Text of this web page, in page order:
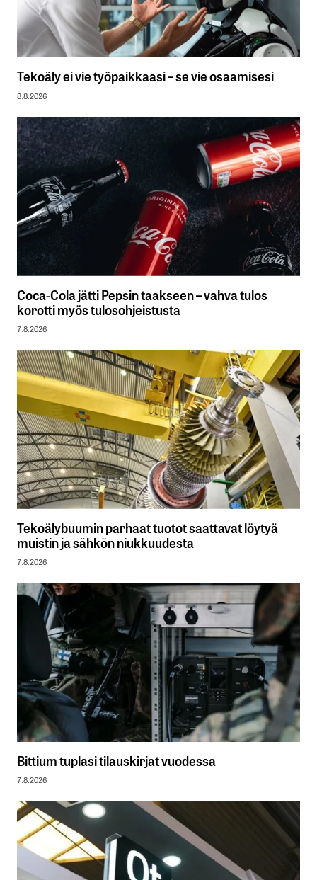
Tekoäly ei vie työpaikkaasi – se vie osaamisesi
8.8.2026
Coca-Cola jätti Pepsin taakseen – vahva tulos
korotti myös tulosohjeistusta
7.8.2026
Tekoälybuumin parhaat tuotot saattavat löytyä
muistin ja sähkön niukkuudesta
7.8.2026
Bittium tuplasi tilauskirjat vuodessa
7.8.2026